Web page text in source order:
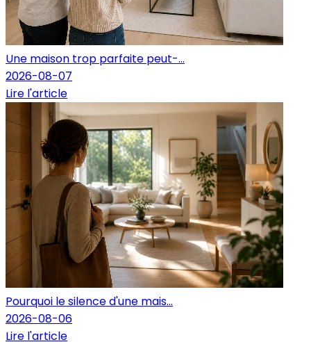
Une maison trop parfaite peut-...
2026-08-07
Lire l'article
Pourquoi le silence d'une mais...
2026-08-06
Lire l'article